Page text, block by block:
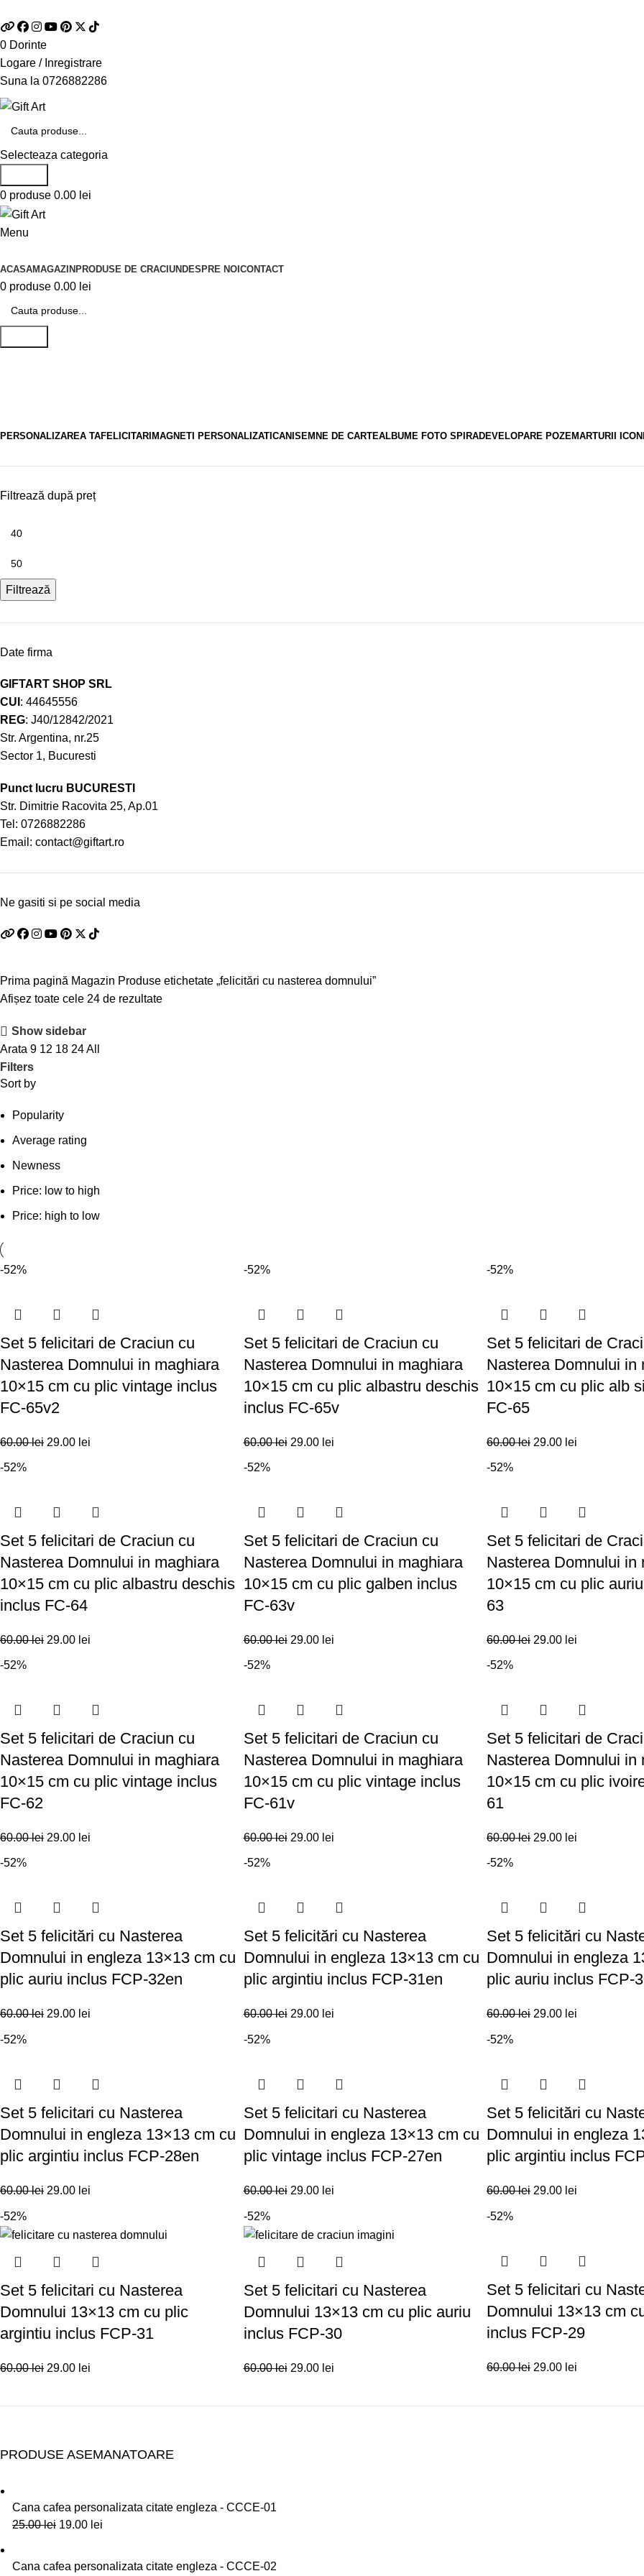
0 Dorinte
Logare / Inregistrare
Suna la 0726882286
Selecteaza categoria
0 produse 0.00 lei
Menu
ACASAMAGAZINPRODUSE DE CRACIUNDESPRE NOICONTACT
0 produse 0.00 lei
PERSONALIZAREA TAFELICITARIMAGNETI PERSONALIZATICANISEMNE DE CARTEALBUME FOTO SPIRADEVELOPARE POZEMARTURII
Filtrează după preț
Filtrează
Date firma
GIFTART SHOP SRL
CUI : 44645556
REG: J40/12842/2021
Str. Argentina, nr.25
Sector 1, Bucuresti
Punct lucru BUCURESTI
Str. Dimitrie Racovita 25, Ap.01
Tel: 0726882286
Email: contact@giftart.ro
Ne gasiti si pe social media
Prima pagină Magazin Produse etichetate „felicitări cu nasterea domnului”
Afișez toate cele 24 de rezultate
Show sidebar
Arata 9 12 18 24All
Filters
Sort by
Popularity
Average rating
Newness
Price: low to high
Price: high to low
-52%
Set 5 felicitari de Craciun cu
Nasterea Domnului in maghiara
10×15 cm cu plic vintage inclus
FC-65v2
60.00lei 29.00 lei
-52%
Set 5 felicitari de Craciun cu
Nasterea Domnului in maghiara
10×15 cm cu plic albastru deschis
inclus FC-65v
60.00lei 29.00 lei
-52%
Set 5 felicitari de
Nasterea Domnului in
10×15 cm cu plic alb
FC-65
60.00lei 29.00 lei
-52%
Set 5 felicitari de Craciun cu
Nasterea Domnului in maghiara
10×15 cm cu plic albastru deschis
inclus FC-64
60.00lei 29.00 lei
-52%
Set 5 felicitari de Craciun cu
Nasterea Domnului in maghiara
10×15 cm cu plic galben inclus
FC-63v
60.00lei 29.00 lei
-52%
Set 5 felicitari de
Nasterea Domnului in
10×15 cm cu plic
63
60.00lei 29.00 lei
-52%
Set 5 felicitari de Craciun cu
Nasterea Domnului in maghiara
10×15 cm cu plic vintage inclus
FC-62
60.00lei 29.00 lei
-52%
Set 5 felicitari de Craciun cu
Nasterea Domnului in maghiara
10×15 cm cu plic vintage inclus
FC-61v
60.00lei 29.00 lei
-52%
Set 5 felicitari de
Nasterea Domnului in
10×15 cm cu plic
61
60.00lei 29.00 lei
-52%
Set 5 felicitări cu Nasterea
Domnului in engleza 13×13 cm cu
plic auriu inclus FCP-32en
60.00lei 29.00 lei
-52%
Set 5 felicitări cu Nasterea
Domnului in engleza 13×13 cm cu
plic argintiu inclus FCP-31en
60.00lei 29.00 lei
-52%
Set 5 felicitări cu
Domnului in engleza
plic auriu inclus FCP-
60.00lei 29.00 lei
-52%
Set 5 felicitari cu Nasterea
Domnului in engleza 13×13 cm cu
plic argintiu inclus FCP-28en
60.00lei 29.00 lei
-52%
Set 5 felicitari cu Nasterea
Domnului in engleza 13×13 cm cu
plic vintage inclus FCP-27en
60.00lei 29.00 lei
-52%
Set 5 felicitări cu
Domnului in engleza
plic argintiu inclus
60.00lei 29.00 lei
-52%
Set 5 felicitari cu Nasterea
Domnului 13×13 cm cu plic
argintiu inclus FCP-31
60.00lei 29.00 lei
-52%
Set 5 felicitari cu Nasterea
Domnului 13×13 cm cu plic auriu
inclus FCP-30
60.00lei 29.00 lei
-52%
Set 5 felicitari cu
Domnului 13×13 cm
inclus FCP-29
60.00lei 29.00 lei
PRODUSE ASEMANATOARE
Cana cafea personalizata citate engleza - CCCE-01
25.00lei 19.00 lei
Cana cafea personalizata citate engleza - CCCE-02